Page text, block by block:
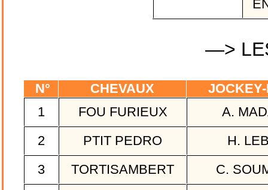
—>
N° CHEVAUX
1
FOU FURIEUX
A.
2
PTIT PEDRO
H.
3
TORTISAMBERT
C.